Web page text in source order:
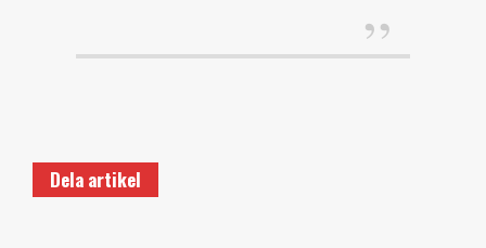
Dela artikel